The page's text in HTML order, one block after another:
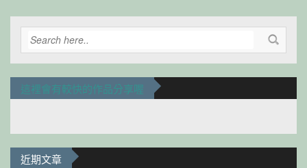
這裡會有較快的作品分享喔
近期文章